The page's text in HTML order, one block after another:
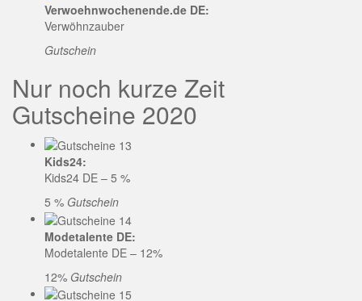
Verwoehnwochenende.de DE:
Verwöhnzauber
Gutschein
Nur noch kurze Zeit
Gutscheine 2020
Kids24:
Kids24 DE – 5 %
5 % Gutschein
Modetalente DE:
Modetalente DE – 12%
12% Gutschein